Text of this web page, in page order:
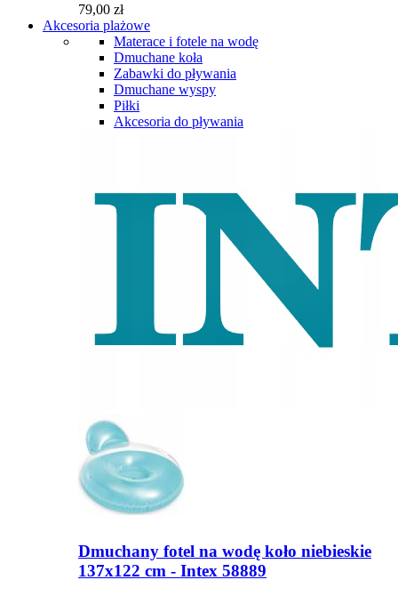
79,00 zł
Akcesoria plażowe
Materace i fotele na wodę
Dmuchane koła
Zabawki do pływania
Dmuchane wyspy
Piłki
Akcesoria do pływania
Dmuchany fotel na wodę koło niebieskie
137x122 cm - Intex 58889